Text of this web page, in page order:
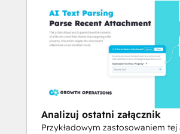
DOC
TXT
XSLX
Analizuj ostatni załącznik
Przykładowym zastosowaniem tej